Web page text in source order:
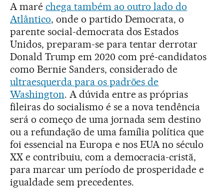
A maré chega também ao outro lado do
Atlântico, onde o partido Democrata, o
parente social-democrata dos Estados
Unidos, preparam-se para tentar derrotar
Donald Trump em 2020 com pré-candidatos
como Bernie Sanders, considerado de
ultraesquerda para os padrões de
Washington. A dúvida entre as próprias
fileiras do socialismo é se a nova tendência
será o começo de uma jornada sem destino
ou a refundação de uma família política que
foi essencial na Europa e nos EUA no século
XX e contribuiu, com a democracia-cristã,
para marcar um período de prosperidade e
igualdade sem precedentes.